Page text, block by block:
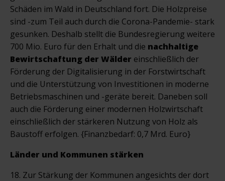
Schäden im Wald in Deutschland fort. Die Holzpreise
sind -zum Teil auch durch die Corona-Pandemie- stark
gesunken. Deshalb stellt die Bundesregierung weitere
700 Mio. Euro für den Erhalt und die nachhaltige
Bewirtschaftung der Wälder einschließlich der
Förderung der Digitalisierung in der Forstwirtschaft
und die Unterstützung von Investitionen in moderne
Betriebsmaschinen und -geräte bereit. Daneben soll
auch die Förderung einer modernen Holzwirtschaft
einschließlich der stärkeren Nutzung von Holz als
Baustoff erfolgen. {Finanzbedarf: 0,7 Mrd. Euro}
Länder und Kommunen stärken
18. Zur Stärkung der Kommunen angesichts der dort